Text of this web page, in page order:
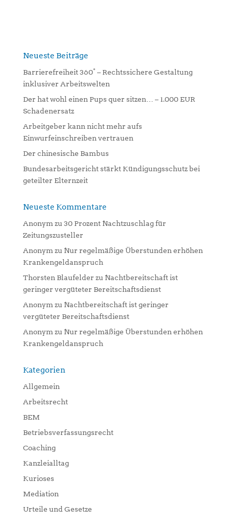
n
v
e
:
Neueste Beiträge
Barrierefreiheit 360° – Rechtssichere Gestaltung
inklusiver Arbeitswelten
Der hat wohl einen Pups quer sitzen… – 1.000 EUR
Schadenersatz
Arbeitgeber kann nicht mehr aufs
Einwurfeinschreiben vertrauen
Der chinesische Bambus
Bundesarbeitsgericht stärkt Kündigungsschutz bei
geteilter Elternzeit
Neueste Kommentare
Anonym zu 30 Prozent Nachtzuschlag für
Zeitungszusteller
Anonym zu Nur regelmäßige Überstunden erhöhen
Krankengeldanspruch
Thorsten Blaufelder zu Nachtbereitschaft ist
geringer vergüteter Bereitschaftsdienst
Anonym zu Nachtbereitschaft ist geringer
vergüteter Bereitschaftsdienst
Anonym zu Nur regelmäßige Überstunden erhöhen
Krankengeldanspruch
Kategorien
Allgemein
Arbeitsrecht
BEM
Betriebsverfassungsrecht
Coaching
Kanzleialltag
Kurioses
Mediation
Urteile und Gesetze